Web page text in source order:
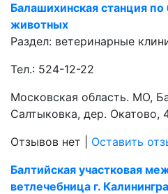
Балашихинская станция
животных
Раздел: ветеринарные
Тел.: 524-12-22
Московская область. МО,
Салтыковка, дер. Окатово,
Отзывов нет
Оставить
Балтийская участковая
ветлечебница г.